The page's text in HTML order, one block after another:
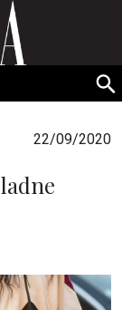
22/09/2020